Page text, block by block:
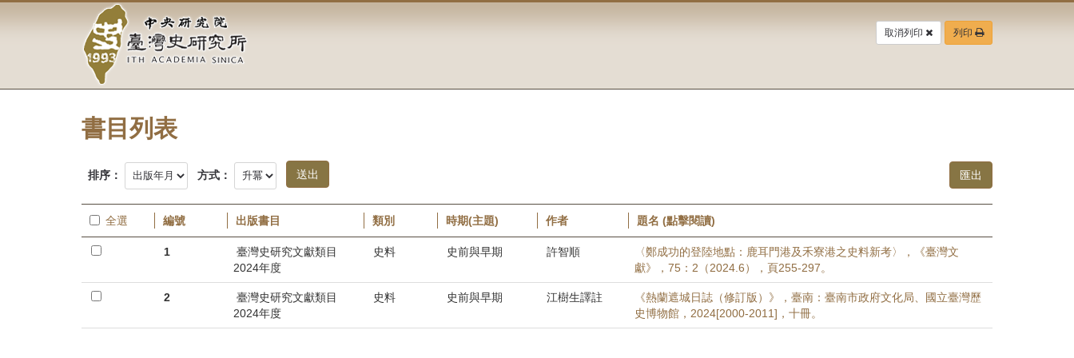
容
中
央
研
究
院-
臺
灣
史
研
究
所-
取消列印 列印
書目列表
排序： 方式：
全選 編號 出版書目 類別 時期(主題) 作者 題名 (點擊閱讀)
1
臺灣史研究文獻類目
2024年度
史料 史前與早期 許智順
〈鄭成功的登陸地點：鹿耳門港及禾寮港之史料新考〉，《臺灣文
獻》，75：2（2024.6），頁255-297。
2
臺灣史研究文獻類目
2024年度
史料 史前與早期 江樹生譯註
《熱蘭遮城日誌（修訂版）》，臺南：臺南市政府文化局、國立臺灣歷
史博物館，2024[2000-2011]，十冊。